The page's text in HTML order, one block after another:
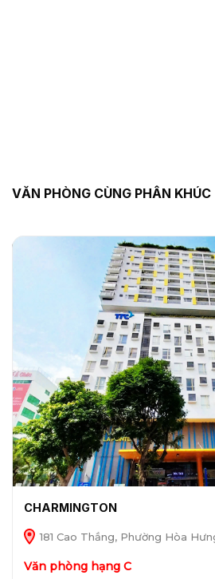
VĂN PHÒNG CÙNG PHÂN KHÚC
CHARMINGTON
181 Cao Thắng, Phường Hòa
Văn phòng hạng C